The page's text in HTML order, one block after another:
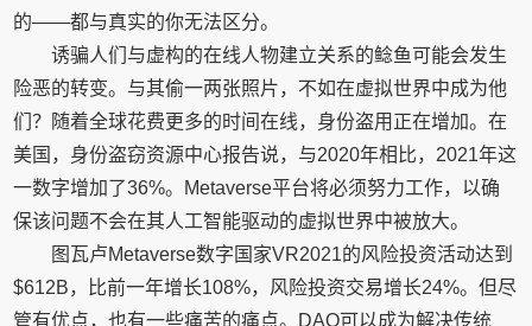
的——都与真实的你无法区分。
诱骗人们与虚构的在线人物建立关系的鲶鱼可能会发生
险恶的转变。与其偷一两张照片，不如在虚拟世界中成为他
们？随着全球花费更多的时间在线，身份盗用正在增加。在
美国，身份盗窃资源中心报告说，与2020年相比，2021年这
一数字增加了36%。Metaverse平台将必须努力工作，以确
保该问题不会在其人工智能驱动的虚拟世界中被放大。
图瓦卢Metaverse数字国家VR2021的风险投资活动达到
$612B，比前一年增长108%，风险投资交易增长24%。但尽
管有优点，也有一些痛苦的痛点。DAO可以成为解决传统